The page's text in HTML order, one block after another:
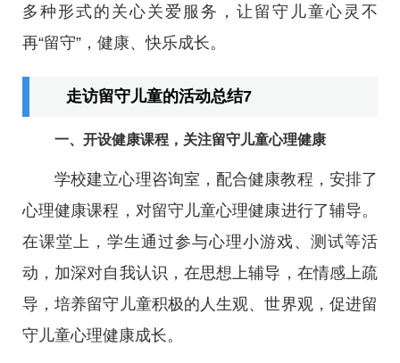
多种形式的关心关爱服务，让留守儿童心灵不
再“留守”，健康、快乐成长。
走访留守儿童的活动总结7
一、开设健康课程，关注留守儿童心理健康
学校建立心理咨询室，配合健康教程，安排了
心理健康课程，对留守儿童心理健康进行了辅导。
在课堂上，学生通过参与心理小游戏、测试等活
动，加深对自我认识，在思想上辅导，在情感上疏
导，培养留守儿童积极的人生观、世界观，促进留
守儿童心理健康成长。